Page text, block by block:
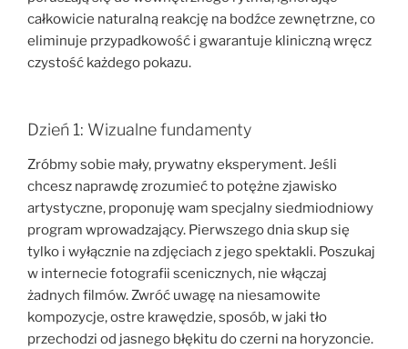
całkowicie naturalną reakcję na bodźce zewnętrzne, co
eliminuje przypadkowość i gwarantuje kliniczną wręcz
czystość każdego pokazu.
Dzień 1: Wizualne fundamenty
Zróbmy sobie mały, prywatny eksperyment. Jeśli
chcesz naprawdę zrozumieć to potężne zjawisko
artystyczne, proponuję wam specjalny siedmiodniowy
program wprowadzający. Pierwszego dnia skup się
tylko i wyłącznie na zdjęciach z jego spektakli. Poszukaj
w internecie fotografii scenicznych, nie włączaj
żadnych filmów. Zwróć uwagę na niesamowite
kompozycje, ostre krawędzie, sposób, w jaki tło
przechodzi od jasnego błękitu do czerni na horyzoncie.